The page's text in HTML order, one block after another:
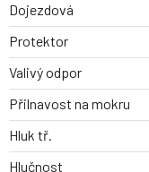
Dojezdová
Protektor
Valivý odpor
Přilnavost na mokru
Hluk tř.
Hlučnost